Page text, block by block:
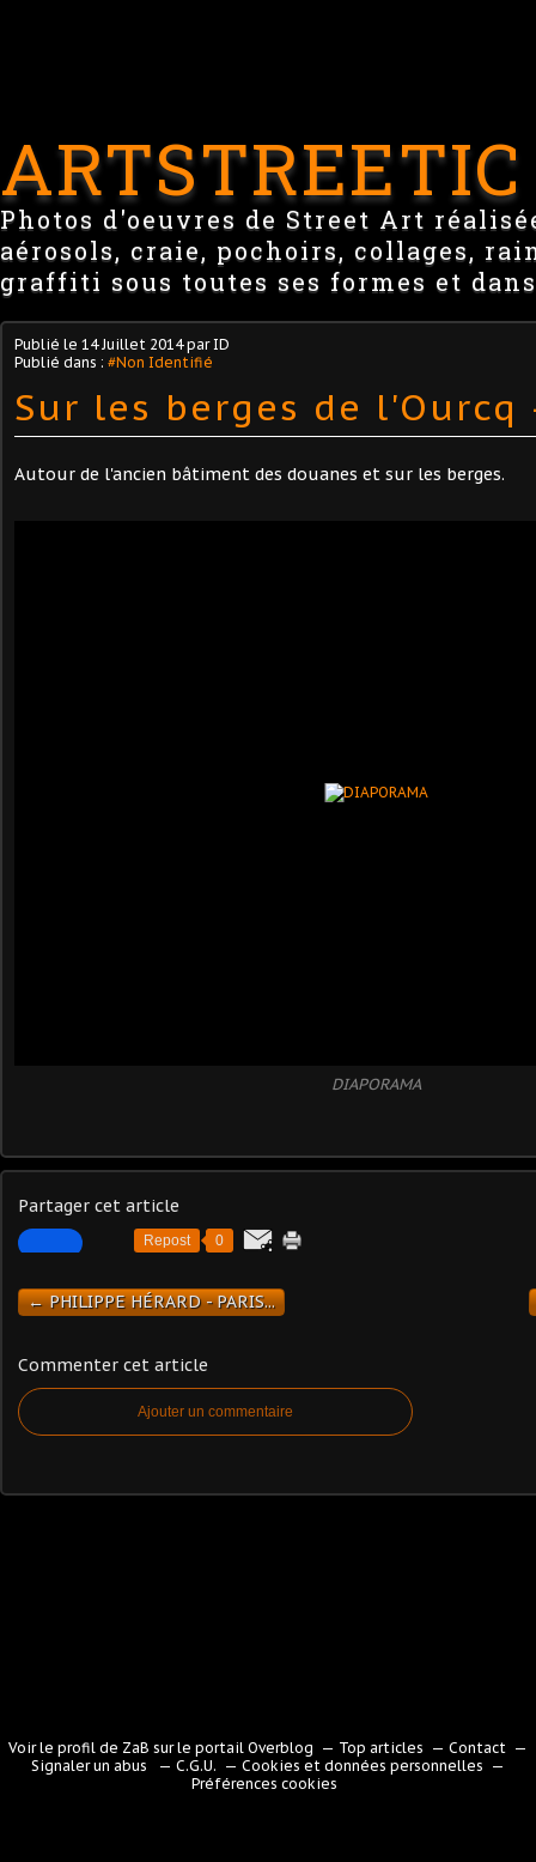
ARTSTREETIC
Photos d'oeuvres de Street Art
aérosols, craie, pochoirs, collages,
graffiti sous toutes ses formes et
Publié le 14 Juillet 2014par ID
Publié dans : #Non Identifié
Sur les berges de l'Ourcq
Autour de l'ancien bâtiment des douanes et sur les berges.
DIAPORAMA
Partager cet article
Repost 0
← PHILIPPE HÉRARD - PARIS...
Commenter cet article
Ajouter un commentaire
Voir le profil de ZaB sur le portail Overblog Top articles
Contact
Signaler un abus
C.G.U.
Cookies et données personnelles
Préférences cookies